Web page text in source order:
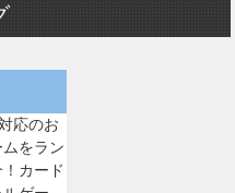
応のお
をラン
カード